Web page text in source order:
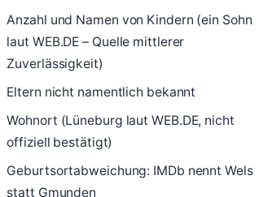
Anzahl und Namen von Kindern (ein Sohn
laut WEB.DE – Quelle mittlerer
Zuverlässigkeit)
Eltern nicht namentlich bekannt
Wohnort (Lüneburg laut WEB.DE, nicht
offiziell bestätigt)
Geburtsortabweichung: IMDb nennt Wels
statt Gmunden